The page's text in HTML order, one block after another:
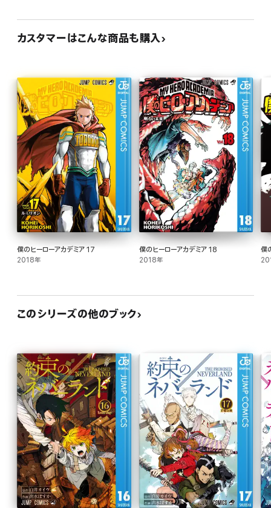
カスタマーはこんな商品も購入
僕のヒーローアカデミア 17
2018年
僕のヒーローアカデミア 18
2018年
僕
このシリーズの他のブック